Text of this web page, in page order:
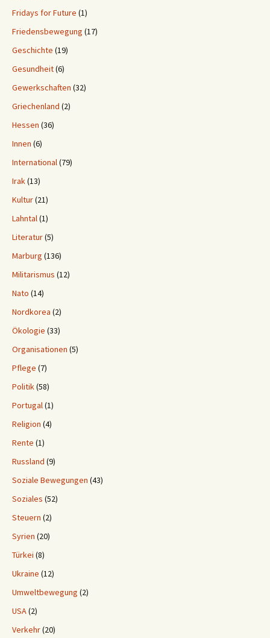
Fridays for Future (1)
Friedensbewegung (17)
Geschichte (19)
Gesundheit(6)
Gewerkschaften (32)
Griechenland (2)
Hessen (36)
Innen (6)
International(79)
Irak(13)
Kultur(21)
Lahntal(1)
Literatur(5)
Marburg (136)
Militarismus (12)
Nato (14)
Nordkorea (2)
Ökologie (33)
Organisationen (5)
Pflege (7)
Politik(58)
Portugal(1)
Religion (4)
Rente (1)
Russland (9)
Soziale Bewegungen (43)
Soziales (52)
Steuern (2)
Syrien (20)
Türkei (8)
Ukraine (12)
Umweltbewegung (2)
USA(2)
Verkehr(20)